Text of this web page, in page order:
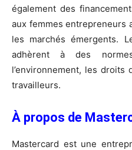
également des
aux femmes entrepreneurs
les marchés émergents.
adhèrent à des
l’environnement, les droits
travailleurs.
À propos de
Mastercard est une